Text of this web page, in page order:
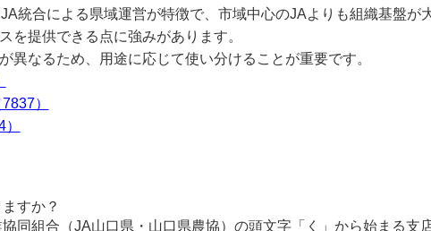
統合による県域運営が特徴で、市域中心のJAよりも組織基盤が
を提供できる点に強みがあります。
異なるため、用途に応じて使い分けることが重要です。
）
すか？
同組合（JA山口県・山口県農協）の頭文字「く」から始まる支